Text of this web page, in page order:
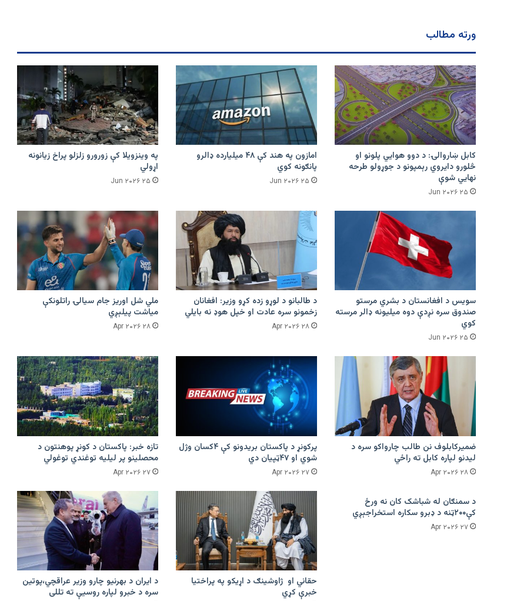
وغوښته
ورته مطالب
کابل ښاروالۍ: د دوو هوايي پلونو او
څلورو دایروي رېمپونو د جوړولو طرحه
نهایي شوې
۲۵ Jun ۲۰۲۶
امازون په هند کې ۴۸ میلیارده ډالرو
پانګونه کوي
۲۵ Jun ۲۰۲۶
په وینزویلا کې زورورو زلزلو پراخ زیانونه
اړولي
۲۵ Jun ۲۰۲۶
سویس د افغانستان د بشري مرستو
صندوق سره نږدې دوه میلیونه ډالر مرسته
کوي
۲۵ Jun ۲۰۲۶
د طالبانو د لوړو زده کړو وزیر: افغانان
زخمونو سره عادت او خپل هوډ نه بایلي
۲۸ Apr ۲۰۲۶
ملي شل اوریز جام سیالۍ راتلونکې
میاشت پیلېږي
۲۸ Apr ۲۰۲۶
ضمیرکابلوف نن طالب چارواکو سره د
لیدنو لپاره کابل ته راځي
۲۸ Apr ۲۰۲۶
پرکونړ د پاکستان بریدونو کې ۴کسان وژل
شوي او ۴۷ټپیان دي
۲۷ Apr ۲۰۲۶
تازه خبر: پاکستان د کونړ پوهنتون د
محصلینو پر لیلیه توغندي توغولي
۲۷ Apr ۲۰۲۶
د سمنګان له شباشک کان نه ورځ
کې۲۰۰ټنه د ډبرو سکاره استخراجېږي
۲۷ Apr ۲۰۲۶
حقاني او ژاوشینګ د اړیکو په پراختیا
خبرې کړي
د ایران د بهرنیو چارو وزیر عراقچي،پوتین
سره د خبرو لپاره روسیې ته تللی